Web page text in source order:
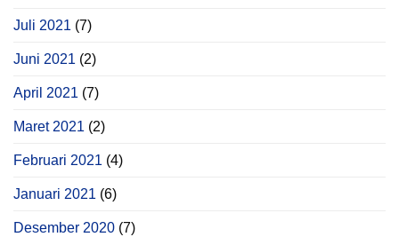
Juli 2021 (7)
Juni 2021 (2)
April 2021 (7)
Maret 2021 (2)
Februari 2021 (4)
Januari 2021 (6)
Desember 2020 (7)